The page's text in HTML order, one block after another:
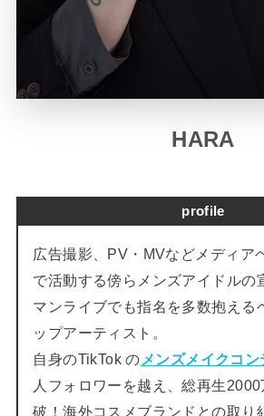
HARA
profile
広告撮影、PV・MVなどメディア
で活動する傍らメンズアイドルの
マンライブでも指名を多数抱える
ップアーティスト。
自身のTikTok の メンズメイクコン
人フォロワーを越え、総再生
破！海外コスメブランドとの取り